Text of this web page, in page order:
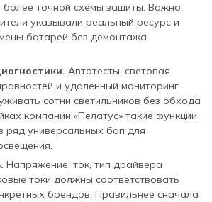
более точной схемы защиты. Важно,
указывали реальный ресурс и
батарей без демонтажа
Автотесты, световая
и удаленный мониторинг
сотни светильников без обхода
компании «Пелатус» такие функции
ряд универсальных бап для
Напряжение, ток, тип драйвера
токи должны соответствовать
брендов. Правильнее сначала